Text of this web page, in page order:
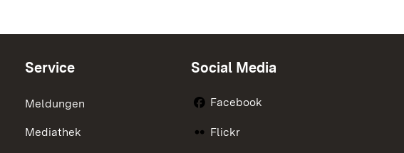
Service
Meldungen
Mediathek
Social Media
Facebook
Flickr